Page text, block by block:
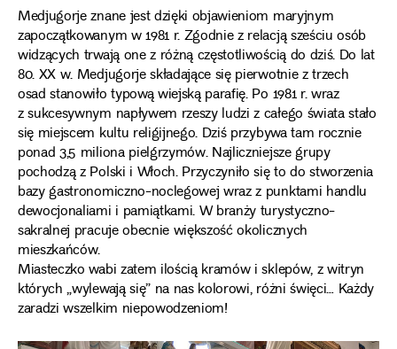
Medjugorje znane jest dzięki objawieniom maryjnym
zapoczątkowanym w 1981 r. Zgodnie z relacją sześciu osób
widzących trwają one z różną częstotliwością do dziś. Do lat
80. XX w. Medjugorje składające się pierwotnie z trzech
osad stanowiło typową wiejską parafię. Po 1981 r. wraz
z sukcesywnym napływem rzeszy ludzi z całego świata stało
się miejscem kultu religijnego. Dziś przybywa tam rocznie
ponad 3,5 miliona pielgrzymów. Najliczniejsze grupy
pochodzą z Polski i Włoch. Przyczyniło się to do stworzenia
bazy gastronomiczno-noclegowej wraz z punktami handlu
dewocjonaliami i pamiątkami. W branży turystyczno-
sakralnej pracuje obecnie większość okolicznych
mieszkańców.
Miasteczko wabi zatem ilością kramów i sklepów, z witryn
których „wylewają się” na nas kolorowi, różni święci… Każdy
zaradzi wszelkim niepowodzeniom!